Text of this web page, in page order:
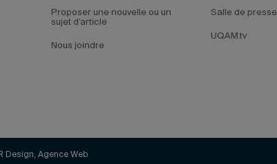
Proposer une nouvelle ou un
sujet d’article
Nous joindre
Salle de presse
UQAM.tv
Design, Agence Web